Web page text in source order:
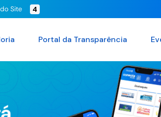
Site 4
Portal da Transparência